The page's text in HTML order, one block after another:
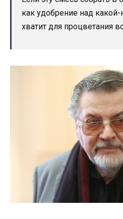
как удобрение над
хватит для процветания